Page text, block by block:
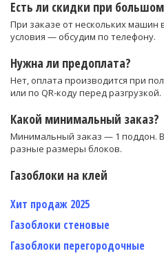
Есть ли скидки при
При заказе от нескольких
условия — обсудим по телефону.
Нужна ли предоплата?
Нет, оплата производится при
или по QR-коду перед разгрузкой.
Какой минимальный заказ?
Минимальный заказ — 1 поддон.
разные размеры блоков.
Газоблоки на клей
Хит продаж 2025
Газоблоки стеновые
Газоблоки перегородочные